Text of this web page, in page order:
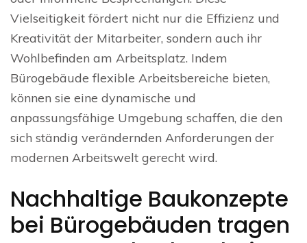
Vielseitigkeit fördert nicht nur die Effizienz und
Kreativität der Mitarbeiter, sondern auch ihr
Wohlbefinden am Arbeitsplatz. Indem
Bürogebäude flexible Arbeitsbereiche bieten,
können sie eine dynamische und
anpassungsfähige Umgebung schaffen, die den
sich ständig verändernden Anforderungen der
modernen Arbeitswelt gerecht wird.
Nachhaltige Baukonzepte
bei Bürogebäuden tragen